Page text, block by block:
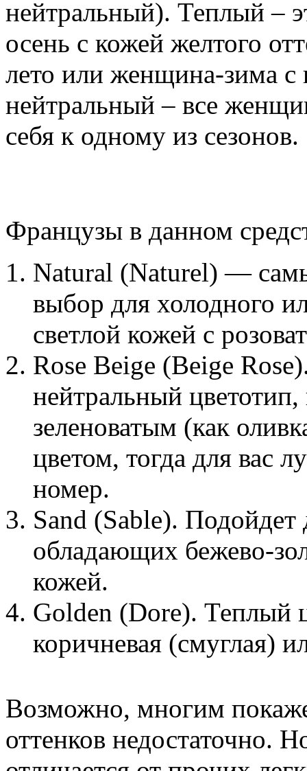
нейтральный). Теплый –
осень с кожей желтого
лето или женщина-зима с
нейтральный – все
себя к одному из сезонов.
Французы в данном
Natural (Naturel) —
выбор для холодного
светлой кожей с
Rose Beige (Beige
нейтральный цветотип,
зеленоватым (как
цветом, тогда для вас
номер.
Sand (Sable).
обладающих бежево-
кожей.
Golden (Dore). Теплый
коричневая (смуглая)
Возможно, многим
оттенков недостаточно.